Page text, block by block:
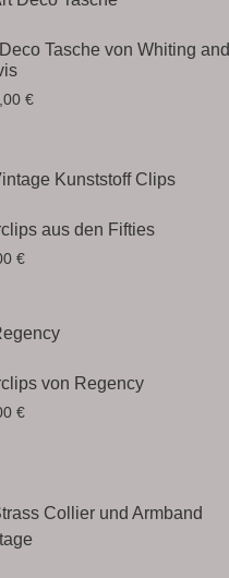
Tasche von Whiting and
€
aus den Fifties
€
von Regency
€